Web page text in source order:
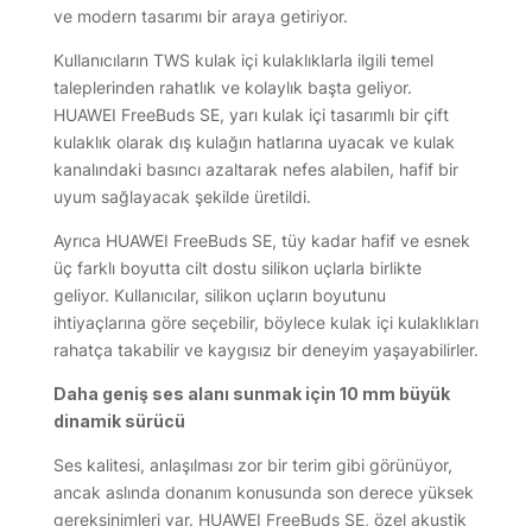
ve modern tasarımı bir araya getiriyor.
Kullanıcıların TWS kulak içi kulaklıklarla ilgili temel
taleplerinden rahatlık ve kolaylık başta geliyor.
HUAWEI FreeBuds SE, yarı kulak içi tasarımlı bir çift
kulaklık olarak dış kulağın hatlarına uyacak ve kulak
kanalındaki basıncı azaltarak nefes alabilen, hafif bir
uyum sağlayacak şekilde üretildi.
Ayrıca HUAWEI FreeBuds SE, tüy kadar hafif ve esnek
üç farklı boyutta cilt dostu silikon uçlarla birlikte
geliyor. Kullanıcılar, silikon uçların boyutunu
ihtiyaçlarına göre seçebilir, böylece kulak içi kulaklıkları
rahatça takabilir ve kaygısız bir deneyim yaşayabilirler.
Daha geniş ses alanı sunmak için 10 mm büyük
dinamik sürücü
Ses kalitesi, anlaşılması zor bir terim gibi görünüyor,
ancak aslında donanım konusunda son derece yüksek
gereksinimleri var. HUAWEI FreeBuds SE, özel akustik